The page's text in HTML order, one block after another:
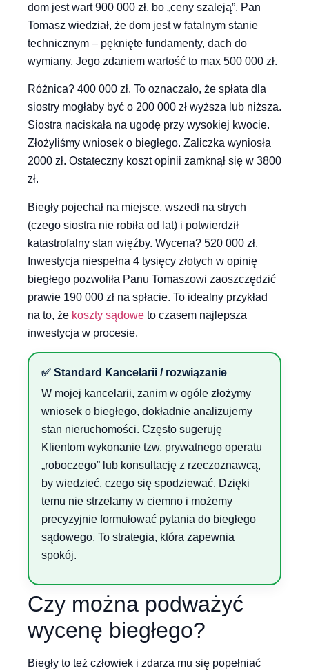
dom jest wart 900 000 zł, bo „ceny szaleją”. Pan
Tomasz wiedział, że dom jest w fatalnym stanie
technicznym – pęknięte fundamenty, dach do
wymiany. Jego zdaniem wartość to max 500 000 zł.
Różnica? 400 000 zł. To oznaczało, że spłata dla
siostry mogłaby być o 200 000 zł wyższa lub niższa.
Siostra naciskała na ugodę przy wysokiej kwocie.
Złożyliśmy wniosek o biegłego. Zaliczka wyniosła
2000 zł. Ostateczny koszt opinii zamknął się w 3800
zł.
Biegły pojechał na miejsce, wszedł na strych
(czego siostra nie robiła od lat) i potwierdził
katastrofalny stan więźby. Wycena? 520 000 zł.
Inwestycja niespełna 4 tysięcy złotych w opinię
biegłego pozwoliła Panu Tomaszowi zaoszczędzić
prawie 190 000 zł na spłacie. To idealny przykład
na to, że koszty sądowe to czasem najlepsza
inwestycja w procesie.
✅ Standard Kancelarii / rozwiązanie
W mojej kancelarii, zanim w ogóle złożymy
wniosek o biegłego, dokładnie analizujemy
stan nieruchomości. Często sugeruję
Klientom wykonanie tzw. prywatnego operatu
„roboczego” lub konsultację z rzeczoznawcą,
by wiedzieć, czego się spodziewać. Dzięki
temu nie strzelamy w ciemno i możemy
precyzyjnie formułować pytania do biegłego
sądowego. To strategia, która zapewnia
spokój.
Czy można podważyć
wycenę biegłego?
Biegły to też człowiek i zdarza mu się popełniać